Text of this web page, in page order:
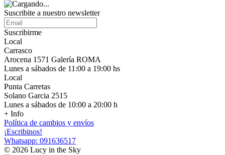
Suscribite a nuestro newsletter
Suscribirme
Local
Carrasco
Arocena 1571 Galería ROMA
Lunes a sábados de 11:00 a 19:00 hs
Local
Punta Carretas
Solano Garcia 2515
Lunes a sábados de 10:00 a 20:00 h
+ Info
Política de cambios y envíos
¡Escribinos!
Whatsapp: 091636517
© 2026 Lucy in the Sky